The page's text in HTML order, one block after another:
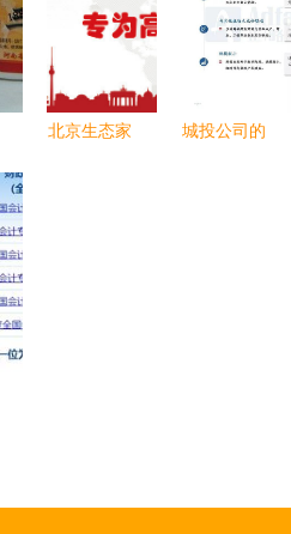
咨询与服务
例 电码电
务实践
北京生态家
城投公司的